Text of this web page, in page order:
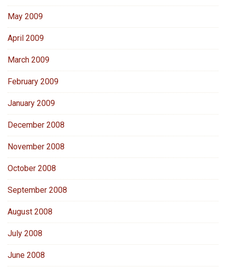
May 2009
April 2009
March 2009
February 2009
January 2009
December 2008
November 2008
October 2008
September 2008
August 2008
July 2008
June 2008